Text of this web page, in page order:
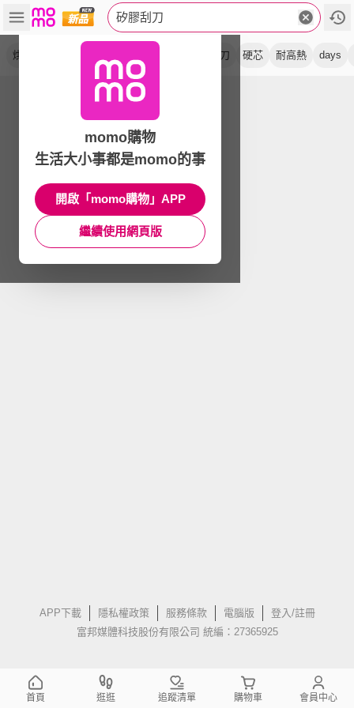
矽膠刮刀
烘焙 軟刮刀 硬芯 耐高熱 days
APP下載 隱私權政策 服務條款 電腦版
登入/註冊
富邦媒體科技股份有限公司 統編：27365925
momo購物
生活大小事都是momo的事
開啟「momo購物」APP
繼續使用網頁版
首頁 逛逛 追蹤清單 購物車 會員中心